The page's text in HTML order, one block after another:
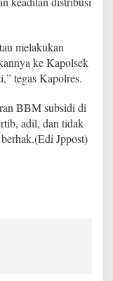
melakukan
ke Kapolsek
tegas Kapolres.
BBM subsidi di
adil, dan tidak
Jppost)